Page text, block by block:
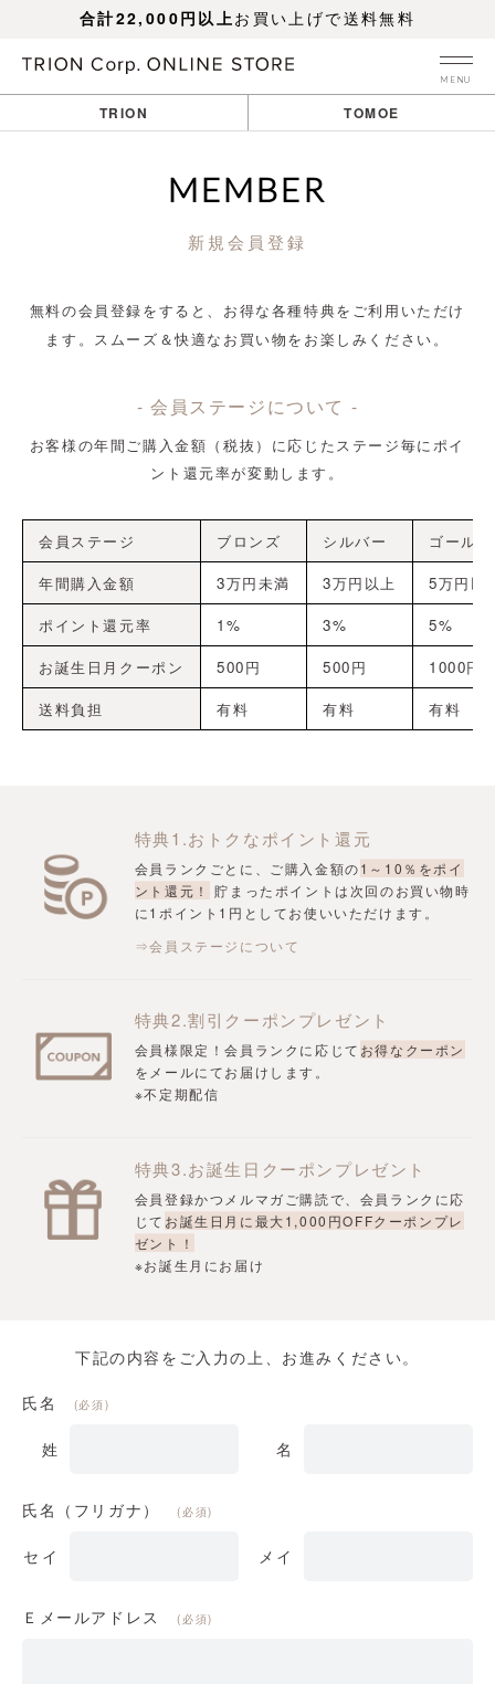
合計22,000円以上お買い上げで送料無料
MENU
TRION TOMOE
MEMBER
新規会員登録
無料の会員登録をすると、お得な各種特典をご利用いただけ
ます。 スムーズ＆快適なお買い物をお楽しみください。
- 会員ステージについて -
お客様の年間ご購入金額（税抜）に応じたステージ毎にポイ
ント還元率が変動します。
会員ステージ ブロンズ シルバー
ゴールド
年間購入金額
3万円未満 3万円以上
5万円以
ポイント還元率
1% 3%
5%
お誕生日月クーポン
500円 500円
1000円
送料負担
有料 有料 有料
特典1.おトクなポイント還元
会員ランクごとに、ご購入金額の1～10％をポイ
ント還元！
貯まったポイントは次回のお買い物時
に1ポイント1円としてお使いいただけます。
⇒会員ステージについて
特典2.割引クーポンプレゼント
会員様限定！会員ランクに応じて お得なクーポン
をメールにてお届けします。
※不定期配信
特典3.お誕生日クーポンプレゼント
会員登録かつメルマガご購読で、会員ランクに応
じて お誕生日月に最大1,000円OFFクーポンプレ
ゼント！
※お誕生月にお届け
下記の内容をご入力の上、お進みください。
氏名 (必須)
氏名（フリガナ） (必須)
Ｅメールアドレス (必須)